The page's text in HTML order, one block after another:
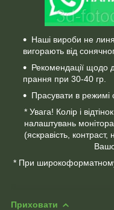
Наші вироби не
вигорають від
Рекомендації щодо
прання при 30-40 гр.
Прасувати в режимі
* Увага! Колір і
налаштувань
(яскравість,
* При широкоформатному
Приховати